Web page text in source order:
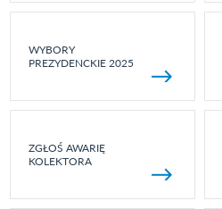
WYBORY
PREZYDENCKIE 2025
ZGŁOŚ AWARIĘ
KOLEKTORA